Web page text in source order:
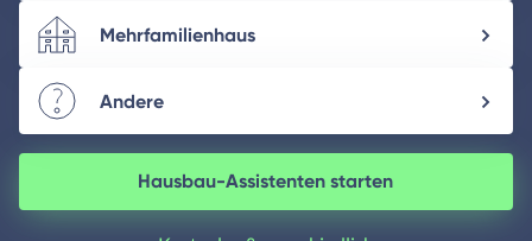
Mehrfamilienhaus
Andere
Hausbau-Assistenten starten